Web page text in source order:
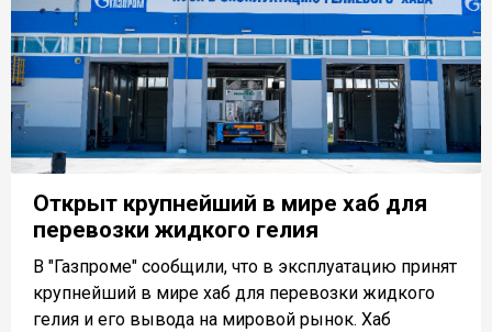
Открыт крупнейший в мире хаб для
перевозки жидкого гелия
В "Газпроме" сообщили, что в эксплуатацию принят
крупнейший в мире хаб для перевозки жидкого
гелия и его вывода на мировой рынок. Хаб